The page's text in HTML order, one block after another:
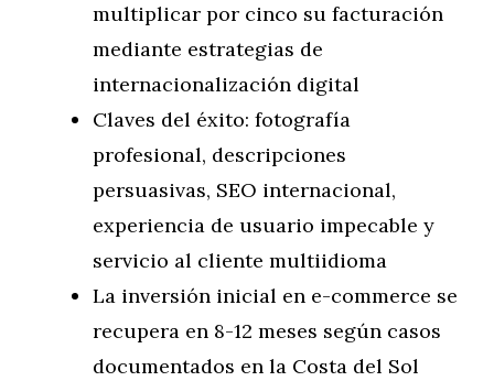
multiplicar por cinco su facturación
mediante estrategias de
internacionalización digital
Claves del éxito: fotografía
profesional, descripciones
persuasivas, SEO internacional,
experiencia de usuario impecable y
servicio al cliente multiidioma
La inversión inicial en e-commerce se
recupera en 8-12 meses según casos
documentados en la Costa del Sol